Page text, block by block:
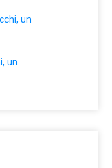
un
un